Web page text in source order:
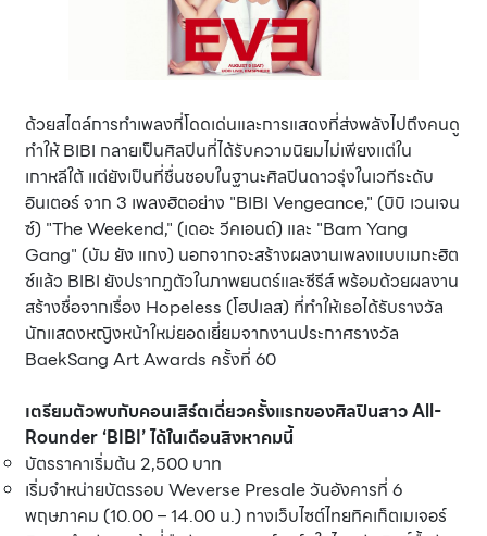
ด้วยสไตล์การทำเพลงที่โดดเด่นและการแสดงที่ส่งพลังไปถึงคนดู
ทำให้ BIBI กลายเป็นศิลปินที่ได้รับความนิยมไม่เพียงแต่ใน
เกาหลีใต้ แต่ยังเป็นที่ชื่นชอบในฐานะศิลปินดาวรุ่งในเวทีระดับ
อินเตอร์ จาก 3 เพลงฮิตอย่าง "BIBI Vengeance," (บิบิ เวนเจน
ซ์) "The Weekend," (เดอะ วีคเอนด์) และ "Bam Yang
Gang" (บัม ยัง แกง) นอกจากจะสร้างผลงานเพลงแบบเมกะฮิต
ซ์แล้ว BIBI ยังปรากฏตัวในภาพยนตร์และซีรีส์ พร้อมด้วยผลงาน
สร้างชื่อจากเรื่อง Hopeless (โฮปเลส) ที่ทำให้เธอได้รับรางวัล
นักแสดงหญิงหน้าใหม่ยอดเยี่ยมจากงานประกาศรางวัล
BaekSang Art Awards ครั้งที่ 60
เตรียมตัวพบกับคอนเสิร์ตเดี่ยวครั้งแรกของศิลปินสาว All-
Rounder ‘BIBI’ ได้ในเดือนสิงหาคมนี้
บัตรราคาเริ่มต้น 2,500 บาท
เริ่มจำหน่ายบัตรรอบ Weverse Presale วันอังคารที่ 6
พฤษภาคม (10.00 – 14.00 น.) ทางเว็บไซต์ไทยทิคเก็ตเมเจอร์